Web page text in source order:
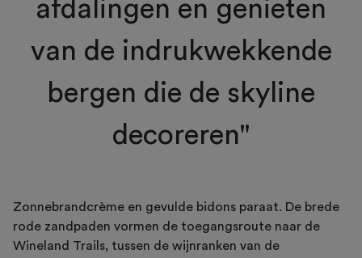
afdalingen en genieten
van de indrukwekkende
bergen die de skyline
decoreren"
Zonnebrandcrème en gevulde bidons paraat. De brede
rode zandpaden vormen de toegangsroute naar de
Wineland Trails, tussen de wijnranken van de